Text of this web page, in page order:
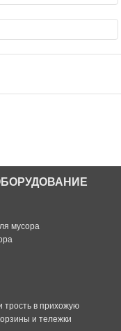
мусора
трость в прихожую
и тележки